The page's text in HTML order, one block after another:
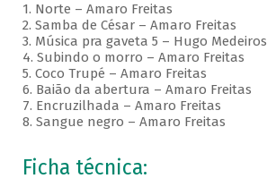
1. Norte – Amaro Freitas
2. Samba de César – Amaro Freitas
3. Música pra gaveta 5 – Hugo Medeiros
4. Subindo o morro – Amaro Freitas
5. Coco Trupé – Amaro Freitas
6. Baião da abertura – Amaro Freitas
7. Encruzilhada – Amaro Freitas
8. Sangue negro – Amaro Freitas
Ficha técnica: